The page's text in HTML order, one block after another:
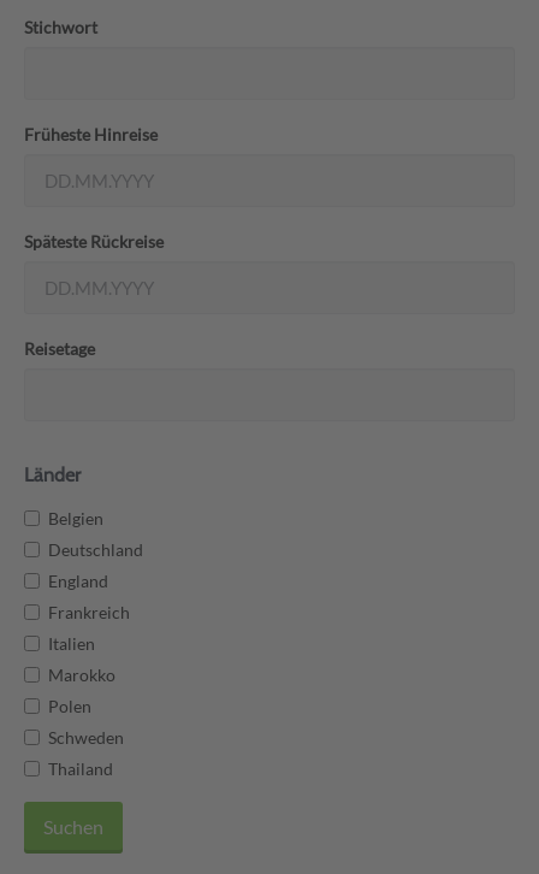
Stichwort
Früheste Hinreise
Späteste Rückreise
Reisetage
Länder
Belgien
Deutschland
England
Frankreich
Italien
Marokko
Polen
Schweden
Thailand
Suchen